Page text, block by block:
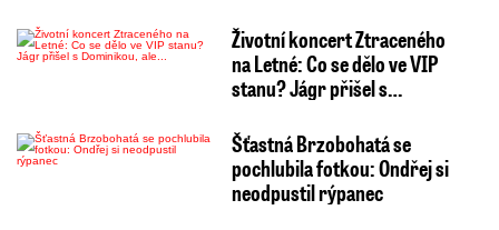
Životní koncert Ztraceného
na Letné: Co se dělo ve VIP
stanu? Jágr přišel s…
Šťastná Brzobohatá se
pochlubila fotkou: Ondřej si
neodpustil rýpanec